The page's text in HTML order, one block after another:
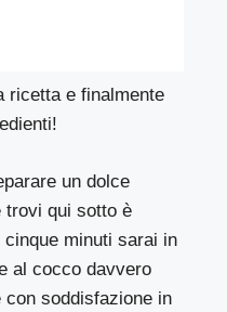
ricetta e finalmente
un dolce
trovi qui sotto è
minuti sarai in
al cocco davvero
con soddisfazione in